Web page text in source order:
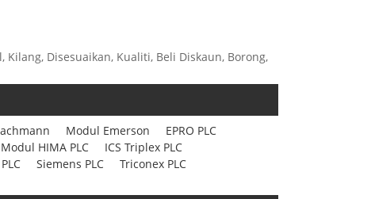
Kilang, Disesuaikan, Kualiti, Beli Diskaun, Borong,
Modul Emerson
EPRO PLC
Modul HIMA PLC
ICS Triplex PLC
Siemens PLC
Triconex PLC